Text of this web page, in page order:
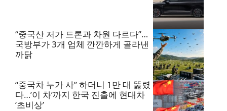
“중국산 저가 드론과 차원 다르다”…
국방부가 3개 업체 깐깐하게 골라낸
까닭
“중국차 누가 사” 하더니 1만 대 뚫렸
다…’이 차’까지 한국 진출에 현대차
‘초비상’